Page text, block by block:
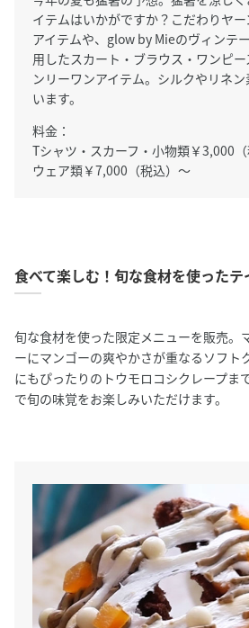
イテムはいかがですか？こだわりヤ
アイテムや、glow by Mieのヴィンテ
用したスカート・ブラウス・ワンピ
ンリーワンアイテム。シルクやリネ
います。
料金：
Tシャツ・スカーフ・小物類￥3,000
ウェア類￥7,000（税込）～
食べて楽しむ！旬な食材を使った
旬な食材を使った限定メニューを販売。
ーにマンゴーの爽やかさが重なるソフト
にもぴったりのトウモロコシクレープま
で旬の味覚をお楽しみいただけます。